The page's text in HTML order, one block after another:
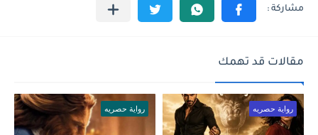
مقالات قد تهمك
رواية حصريه رواية حصريه